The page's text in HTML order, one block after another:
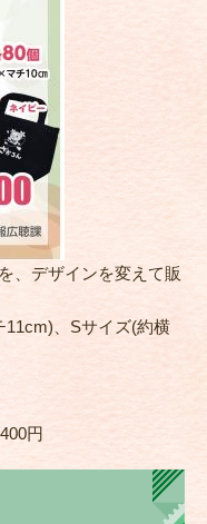
、デザインを変えて販
、Sサイズ(約横
円